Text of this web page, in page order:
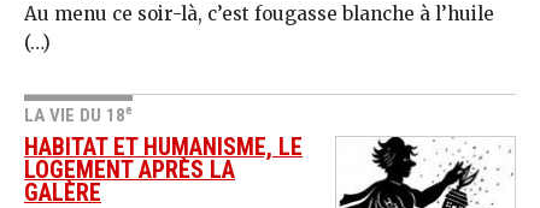
Au menu ce soir-là, c’est fougasse blanche à l’huile
(…)
LA VIE DU 18e
HABITAT ET HUMANISME, LE
LOGEMENT APRÈS LA
GALÈRE